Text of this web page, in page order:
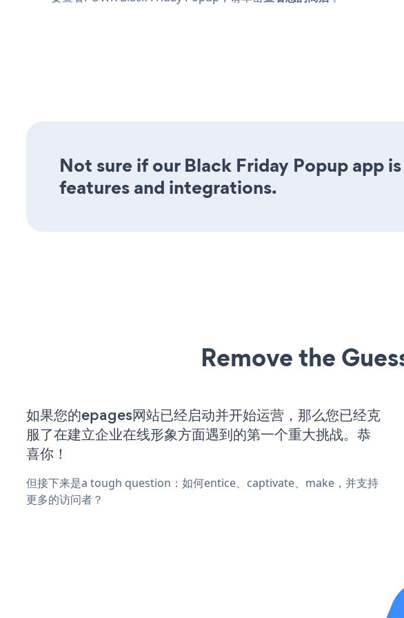
Not sure if our Black Friday Popup app
features and integrations.
Remove the
如果您的epages网站已经启动并开始运营，那么您已经克
服了在建立企业在线形象方面遇到的第一个重大挑战。恭
喜你！
但接下来是a tough question：如何entice、captivate、make，并支持
更多的访问者？